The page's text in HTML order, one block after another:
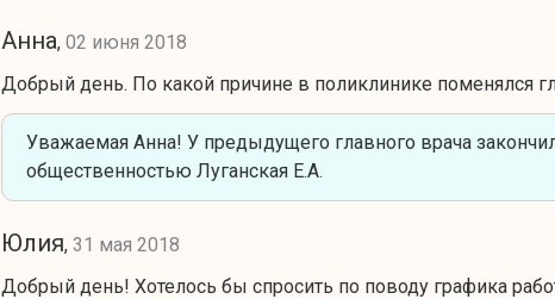
Анна, 02 июня 2018
Добрый день. По какой причине в поликлинике поменялся
Уважаемая Анна! У предыдущего главного врача
общественностью Луганская Е.А.
Юлия, 31 мая 2018
Добрый день! Хотелось бы спросить по поводу графика